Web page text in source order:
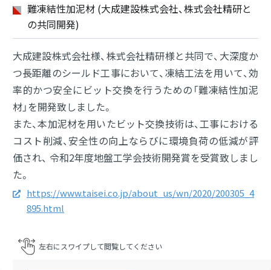
難凍結性加泥材 (大成建設株式会社、株式会社精研と
の共同開発)
大成建設株式会社様、株式会社精研様と共同で、大深度か
つ長距離のシールド工事において、凍結工法を用いて、効
率的かつ安全にビット交換を行うための「難凍結性加泥
材」を開発致しました。
また、本加泥材を用いたビット交換技術は、工事における
コスト削減、安全性の向上ならびに環境負荷の低減が評
価され、 令和2年度地盤工学会技術開発賞を受賞致しまし
た。
https://www.taisei.co.jp/about_us/wn/2020/200305_4
895.html